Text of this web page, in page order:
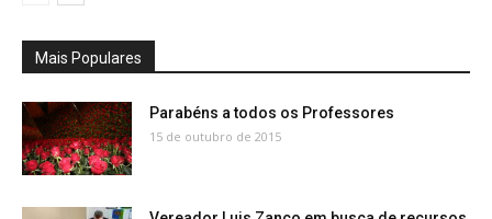
Mais Populares
Parabéns a todos os Professores
15 de outubro de 2015